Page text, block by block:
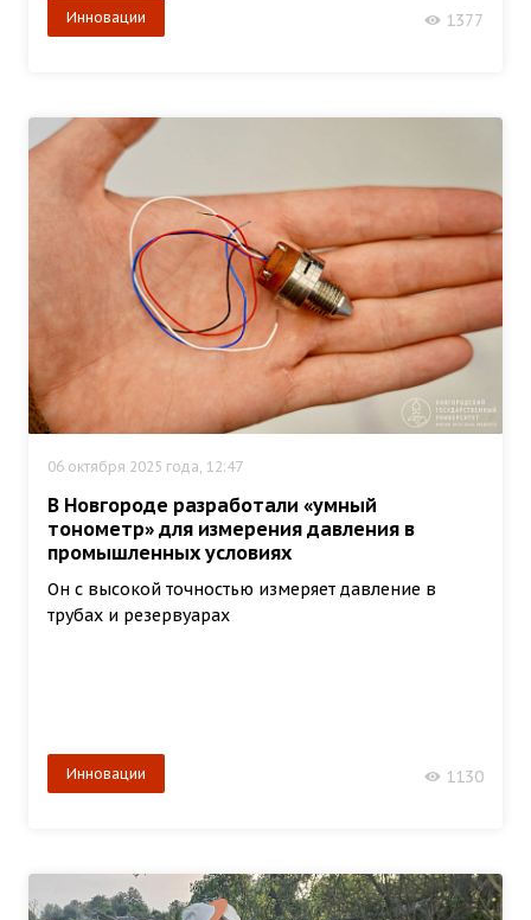
Инновации 1377
06 октября 2025 года, 12:47
В Новгороде разработали «умный
тонометр» для измерения давления в
промышленных условиях
Он с высокой точностью измеряет давление в
трубах и резервуарах
Инновации 1130